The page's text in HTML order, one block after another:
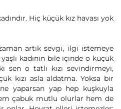
Hiç küçük kız havası yok
artık sevgi, ilgi istemeye
kadının bile içinde o küçük
sen o tatlı kızı sevindirmeyi,
kızı asla aldatma. Yoksa bir
yaparsan yap hep kuşkuyla
çabuk mutlu olurlar hem de